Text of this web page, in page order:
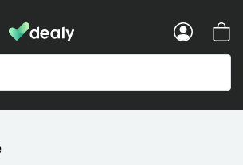
Dealy - Fundas y accesorios para